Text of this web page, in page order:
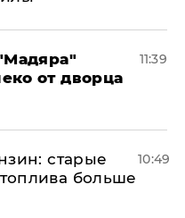
от дворца
11:39
старые
больше
10:49